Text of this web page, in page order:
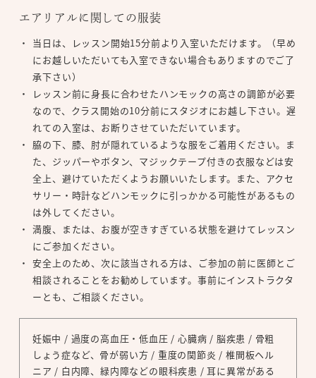
エアリアルに関しての服装
当日は、レッスン開始15分前より入室いただけます。（早め
にお越しいただいても入室できない場合もありますのでご了
承下さい）
レッスン前に身長に合わせたハンモックの高さの調節が必要
なので、クラス開始の10分前にスタジオにお越し下さい。遅
れての入室は、お断りさせていただいています。
脇の下、膝、肘が隠れているような服をご着用ください。ま
た、ジッパーやボタン、マジックテープ付きの衣服などは安
全上、避けていただくようお願いいたします。また、アクセ
サリー・時計などハンモックに引っかかる可能性があるもの
は外してください。
満腹、または、お腹が空きすぎている状態を避けてレッスン
にご参加ください。
安全上のため、次に該当される方は、ご参加の前に医師とご
相談されることをお勧めしています。事前にインストラクタ
ーとも、ご相談ください。
妊娠中 / 過度の高血圧・低血圧 / 心臓病 / 脳疾患 / 骨粗
しょう症など、骨が弱い方 / 重度の関節炎 / 椎間板ヘル
ニア / 白内障、緑内障などの眼科疾患 / 耳に異常がある